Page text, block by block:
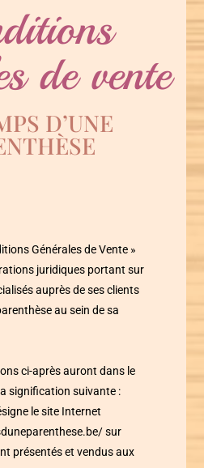
de vente
D’UNE
Générales de Vente »
juridiques portant sur
auprès de ses clients
au sein de sa
ci-après auront dans le
signification suivante :
le site Internet
sur
présentés et vendus aux